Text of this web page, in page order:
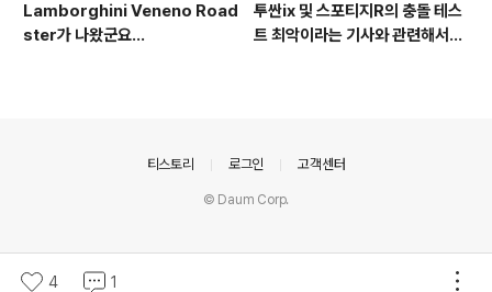
Lamborghini Veneno Road
ster가 나왔군요...
투싼ix 및 스포티지R의 충돌 테스
트 최악이라는 기사와 관련해서...
4 1
티스토리 로그인 고객센터
© Daum Corp.